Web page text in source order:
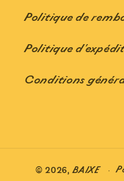
Politique de
Politique
Conditions
© 2026,BAIXE